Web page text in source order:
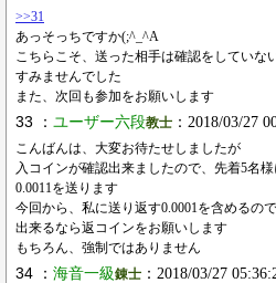
>>31
あっそっちですか(;^_^A
こちらこそ、送った相手は確認をしていな
すみませんでした
また、次回も参加をお願いします
33 ： ユーザー六段教士 ：2018/03/27
こんばんは、大変お待たせしましたが
入コインが確認出来ましたので、先着5名様
0.0011を送ります
今回から、私に送り返す0.0001を含めるので
出来るなら返コインをお願いします
もちろん、強制ではありません
34 ： 海音一級錬士 ：2018/03/27